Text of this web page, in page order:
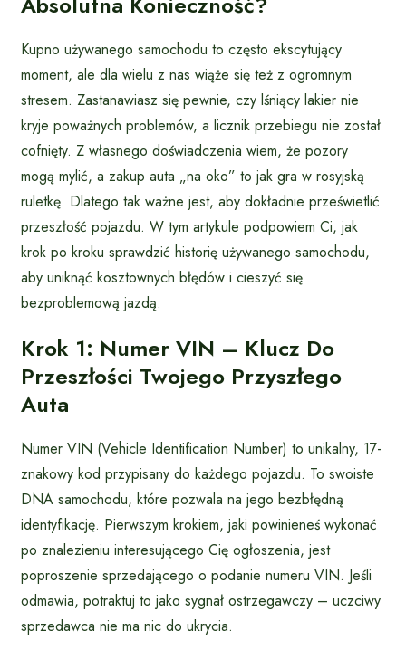
Kupno używanego samochodu to często ekscytujący
moment, ale dla wielu z nas wiąże się też z ogromnym
stresem. Zastanawiasz się pewnie, czy lśniący lakier nie
kryje poważnych problemów, a licznik przebiegu nie został
cofnięty. Z własnego doświadczenia wiem, że pozory
mogą mylić, a zakup auta „na oko” to jak gra w rosyjską
ruletkę. Dlatego tak ważne jest, aby dokładnie prześwietlić
przeszłość pojazdu. W tym artykule podpowiem Ci, jak
krok po kroku sprawdzić historię używanego samochodu,
aby uniknąć kosztownych błędów i cieszyć się
bezproblemową jazdą.
Krok 1: Numer VIN – Klucz Do
Przeszłości Twojego Przyszłego
Auta
Numer VIN (Vehicle Identification Number) to unikalny, 17-
znakowy kod przypisany do każdego pojazdu. To swoiste
DNA samochodu, które pozwala na jego bezbłędną
identyfikację. Pierwszym krokiem, jaki powinieneś wykonać
po znalezieniu interesującego Cię ogłoszenia, jest
poproszenie sprzedającego o podanie numeru VIN. Jeśli
odmawia, potraktuj to jako sygnał ostrzegawczy – uczciwy
sprzedawca nie ma nic do ukrycia.